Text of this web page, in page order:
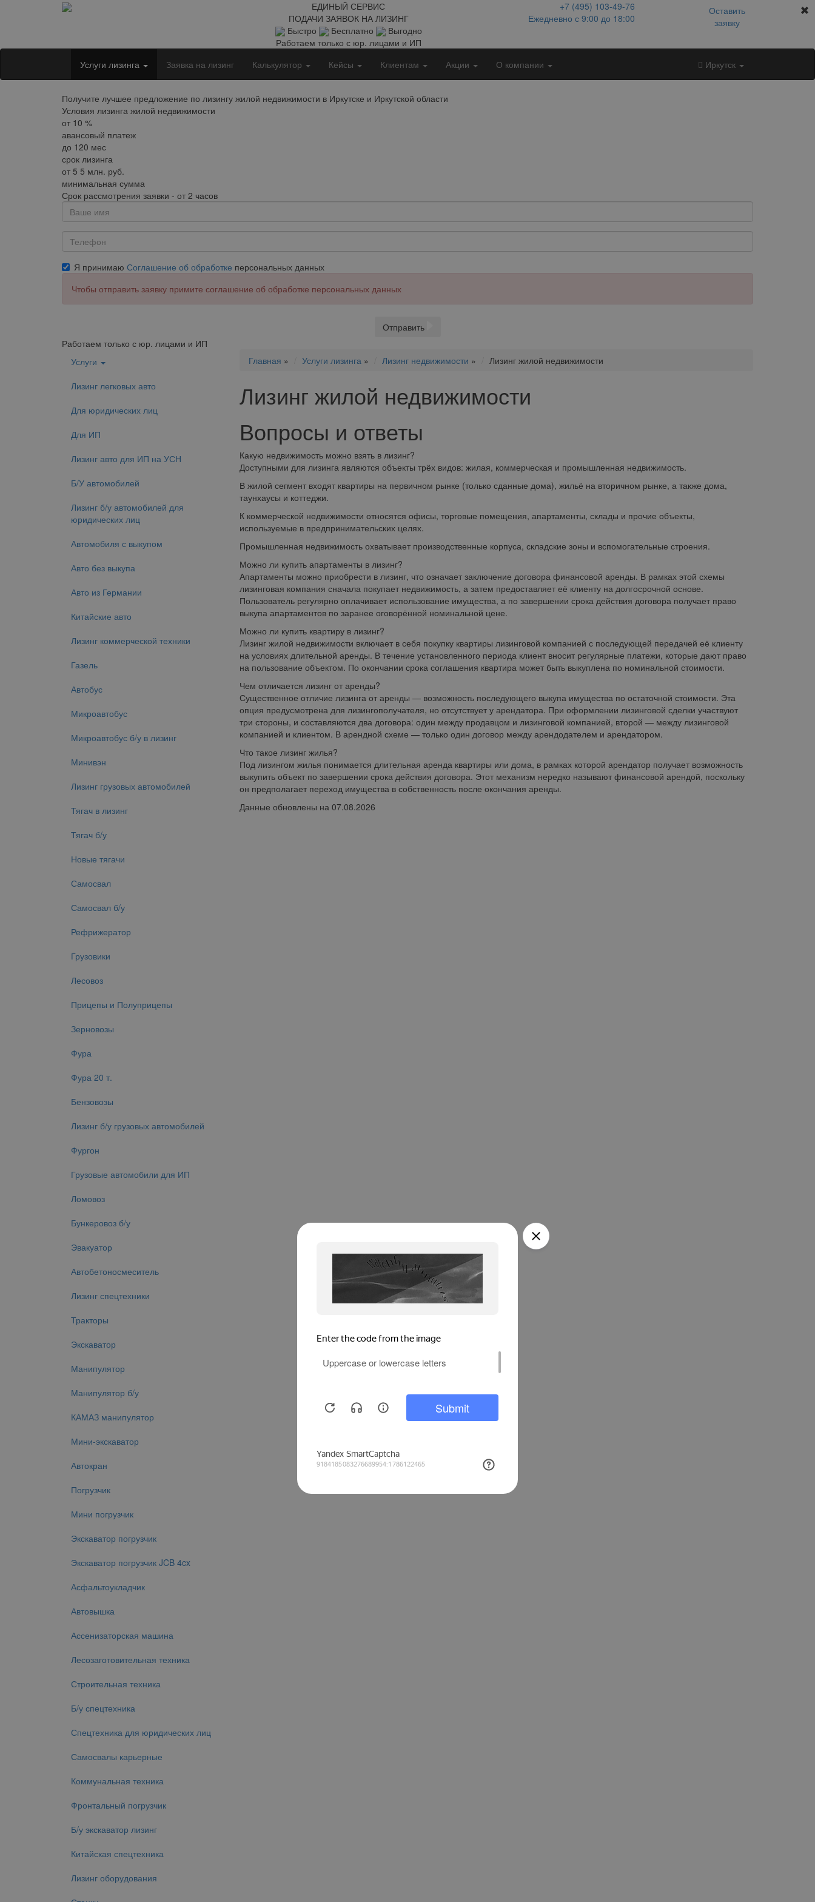
ЕДИНЫЙ СЕРВИС
ПОДАЧИ ЗАЯВОК НА ЛИЗИНГ
Быстро
Бесплатно
Выгодно
Работаем только с юр. лицами и ИП
+7 (495) 103-49-76
Ежедневно с 9:00 до 18:00
Оставить
заявку
Услуги лизинга Заявка на лизинг Калькулятор Кейсы Клиентам Акции О компании Иркутск
Получите лучшее предложение по лизингу жилой недвижимости в Иркутске и Иркутской области
Условия лизинга жилой недвижимости
от 10 %
авансовый платеж
до 120 мес
срок лизинга
от 5 5 млн. руб.
минимальная сумма
Срок рассмотрения заявки - от 2 часов
Я принимаю Соглашение об обработке персональных данных
Чтобы отправить заявку примите соглашение об обработке персональных данных
Отправить
Работаем только с юр. лицами и ИП
Услуги
Лизинг легковых авто
Для юридических лиц
Для ИП
Лизинг авто для ИП на УСН
Б/У автомобилей
Лизинг б/у автомобилей для
юридических лиц
Автомобиля с выкупом
Авто без выкупа
Авто из Германии
Китайские авто
Лизинг коммерческой техники
Газель
Автобус
Микроавтобус
Микроавтобус б/у в лизинг
Минивэн
Лизинг грузовых автомобилей
Тягач в лизинг
Тягач б/у
Новые тягачи
Самосвал
Самосвал б/у
Рефрижератор
Грузовики
Лесовоз
Прицепы и Полуприцепы
Зерновозы
Фура
Фура 20 т.
Бензовозы
Лизинг б/у грузовых автомобилей
Фургон
Грузовые автомобили для ИП
Ломовоз
Бункеровоз б/у
Эвакуатор
Автобетоносмеситель
Лизинг спецтехники
Тракторы
Экскаватор
Манипулятор
Манипулятор б/у
КАМАЗ манипулятор
Мини-экскаватор
Автокран
Погрузчик
Мини погрузчик
Экскаватор погрузчик
Экскаватор погрузчик JCB 4cx
Асфальтоукладчик
Автовышка
Ассенизаторская машина
Лесозаготовительная техника
Строительная техника
Б/у спецтехника
Спецтехника для юридических лиц
Самосвалы карьерные
Коммунальная техника
Фронтальный погрузчик
Б/у экскаватор лизинг
Китайская спецтехника
Лизинг оборудования
Главная » Услуги лизинга» Лизинг недвижимости » Лизинг жилой недвижимости
Лизинг жилой недвижимости
Вопросы и ответы
Какую недвижимость можно взять в лизинг?
Доступными для лизинга являются объекты трёх видов: жилая, коммерческая и промышленная недвижимость.
В жилой сегмент входят квартиры на первичном рынке (только сданные дома), жильё на вторичном рынке, а также дома,
таунхаусы и коттеджи.
К коммерческой недвижимости относятся офисы, торговые помещения, апартаменты, склады и прочие объекты,
используемые в предпринимательских целях.
Промышленная недвижимость охватывает производственные корпуса, складские зоны и вспомогательные строения.
Можно ли купить апартаменты в лизинг?
Апартаменты можно приобрести в лизинг, что означает заключение договора финансовой аренды. В рамках этой схемы
лизинговая компания сначала покупает недвижимость, а затем предоставляет её клиенту на долгосрочной основе.
Пользователь регулярно оплачивает использование имущества, а по завершении срока действия договора получает право
выкупа апартаментов по заранее оговорённой номинальной цене.
Можно ли купить квартиру в лизинг?
Лизинг жилой недвижимости включает в себя покупку квартиры лизинговой компанией с последующей передачей её клиенту
на условиях длительной аренды. В течение установленного периода клиент вносит регулярные платежи, которые дают право
на пользование объектом. По окончании срока соглашения квартира может быть выкуплена по номинальной стоимости.
Чем отличается лизинг от аренды?
Существенное отличие лизинга от аренды — возможность последующего выкупа имущества по остаточной стоимости. Эта
опция предусмотрена для лизингополучателя, но отсутствует у арендатора. При оформлении лизинговой сделки участвуют
три стороны, и составляются два договора: один между продавцом и лизинговой компанией, второй — между лизинговой
компанией и клиентом. В арендной схеме — только один договор между арендодателем и арендатором.
Что такое лизинг жилья?
Под лизингом жилья понимается длительная аренда квартиры или дома, в рамках которой арендатор получает возможность
выкупить объект по завершении срока действия договора. Этот механизм нередко называют финансовой арендой, поскольку
он предполагает переход имущества в собственность после окончания аренды.
Данные обновлены на 07.08.2026